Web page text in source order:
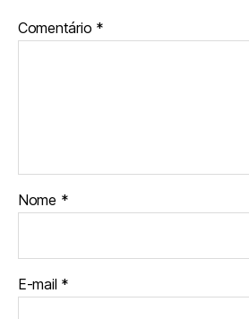
Comentário *
Nome *
E-mail *